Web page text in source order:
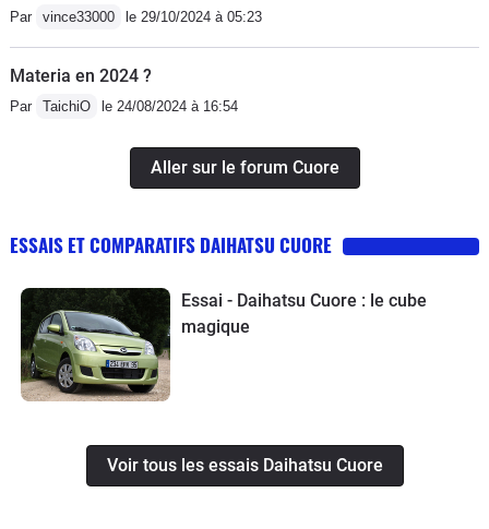
Par vince33000 le 29/10/2024 à 05:23
Materia en 2024 ?
Par TaichiO le 24/08/2024 à 16:54
Aller sur le forum Cuore
ESSAIS ET COMPARATIFS DAIHATSU CUORE
Essai - Daihatsu Cuore : le cube
magique
Voir tous les essais Daihatsu Cuore